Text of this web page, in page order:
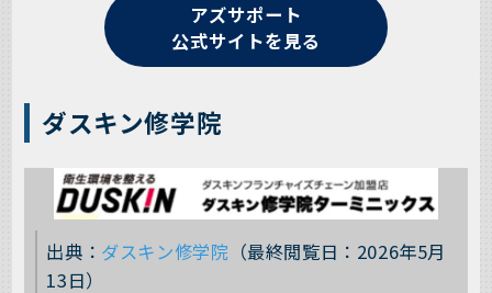
アズサポート
公式サイトを見る
ダスキン修学院
出典： ダスキン修学院 （最終閲覧日：2026年5月
13日）